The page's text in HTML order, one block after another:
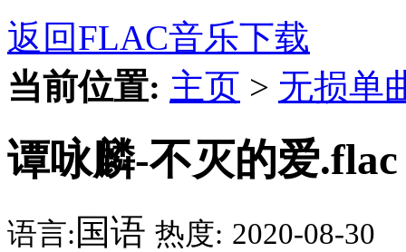
返回FLAC音乐下载
当前位置: 主页 > 无损单
谭咏麟-不灭的爱.flac
语言:国语 热度: 2020-08-30